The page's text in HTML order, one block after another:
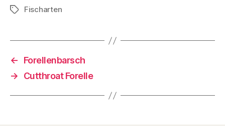
Schlagwörter
Fischarten
←
Forellenbarsch
→
Cutthroat Forelle